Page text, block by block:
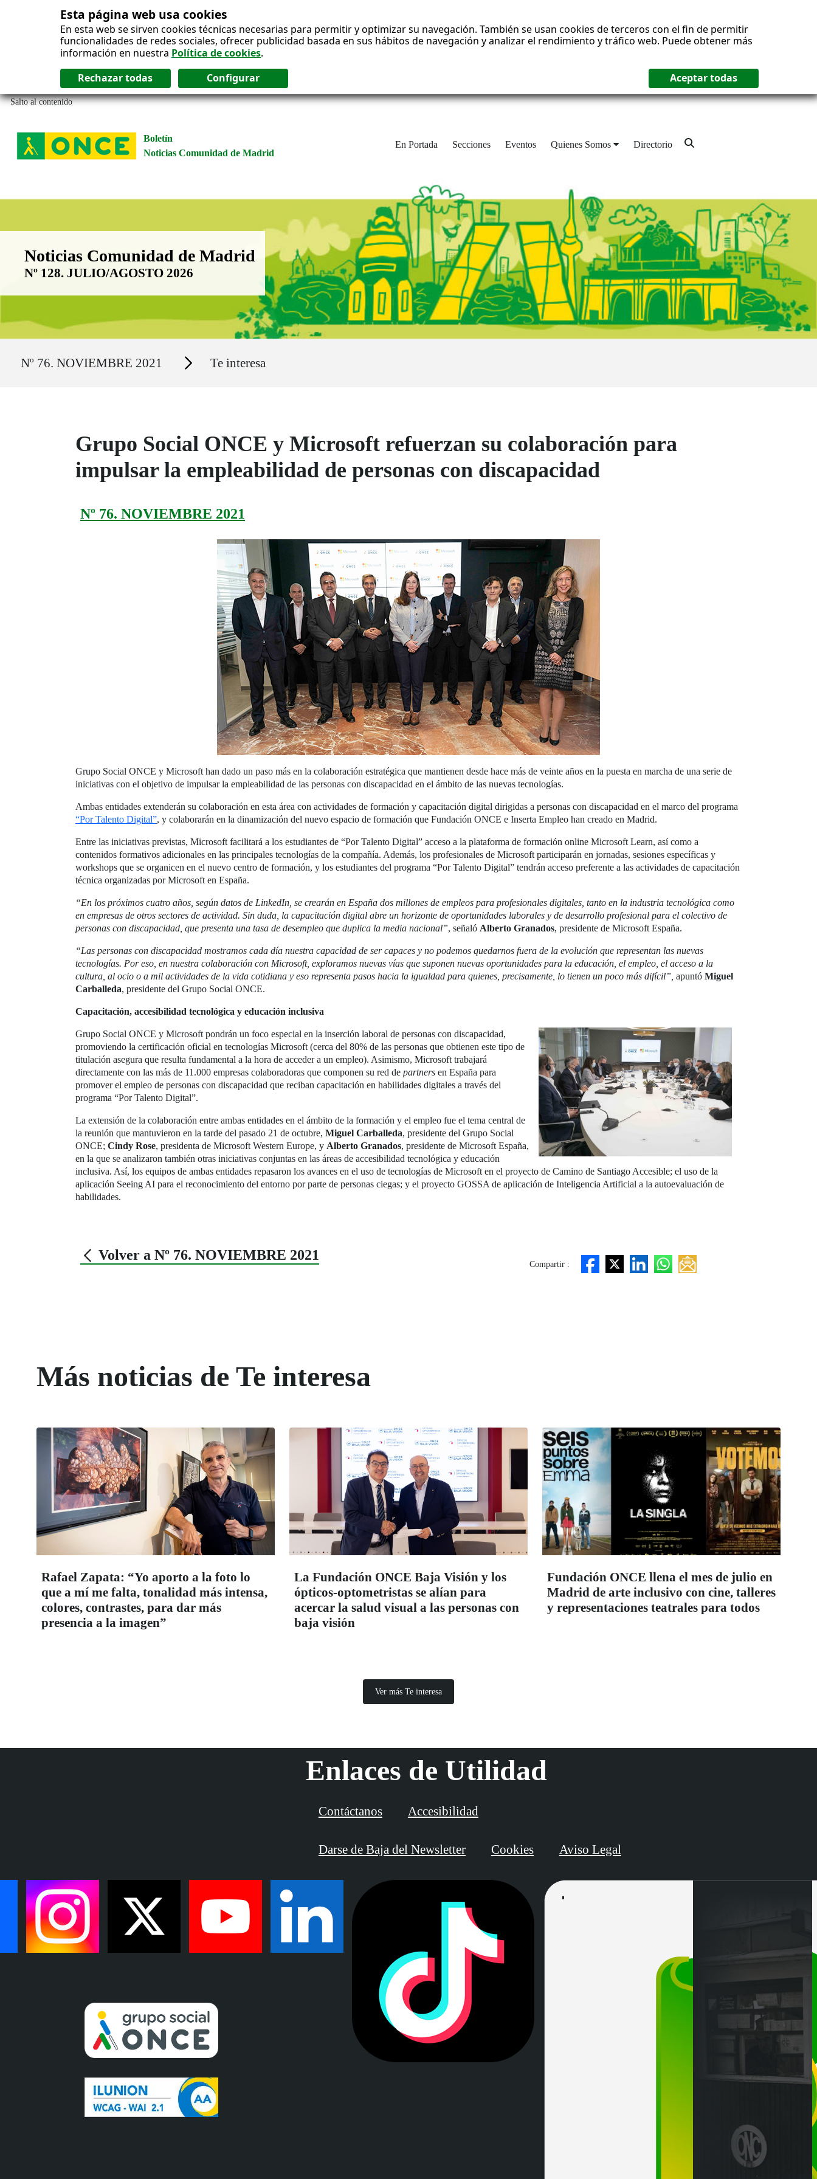
Esta página web usa cookies
En esta web se sirven cookies técnicas necesarias para permitir y optimizar su navegación. También se usan cookies de terceros con el fin de permitir
funcionalidades de redes sociales, ofrecer publicidad basada en sus hábitos de navegación y analizar el rendimiento y tráfico web. Puede obtener más
información en nuestra Política de cookies.
Salto al contenido
Boletín
Noticias Comunidad de Madrid
En Portada Secciones Eventos Quienes Somos Directorio
Boletín Noticias Comunidad de Madrid
Noticias Comunidad de Madrid
Nº 128. JULIO/AGOSTO 2026
Nº 76. NOVIEMBRE 2021 Secciones Te interesa
Grupo Social ONCE y Microsoft refuerzan su colaboración para
impulsar la empleabilidad de personas con discapacidad
Nº 76. NOVIEMBRE 2021
Grupo Social ONCE y Microsoft han dado un paso más en la colaboración estratégica que mantienen desde hace más de veinte años en la puesta en marcha de una serie de
iniciativas con el objetivo de impulsar la empleabilidad de las personas con discapacidad en el ámbito de las nuevas tecnologías.
Ambas entidades extenderán su colaboración en esta área con actividades de formación y capacitación digital dirigidas a personas con discapacidad en el marco del programa
“Por Talento Digital”, y colaborarán en la dinamización del nuevo espacio de formación que Fundación ONCE e Inserta Empleo han creado en Madrid.
Entre las iniciativas previstas, Microsoft facilitará a los estudiantes de “Por Talento Digital” acceso a la plataforma de formación online Microsoft Learn, así como a
contenidos formativos adicionales en las principales tecnologías de la compañía. Además, los profesionales de Microsoft participarán en jornadas, sesiones específicas y
workshops que se organicen en el nuevo centro de formación, y los estudiantes del programa “Por Talento Digital” tendrán acceso preferente a las actividades de capacitación
técnica organizadas por Microsoft en España.
“En los próximos cuatro años, según datos de LinkedIn, se crearán en España dos millones de empleos para profesionales digitales, tanto en la industria tecnológica como
en empresas de otros sectores de actividad. Sin duda, la capacitación digital abre un horizonte de oportunidades laborales y de desarrollo profesional para el colectivo de
personas con discapacidad, que presenta una tasa de desempleo que duplica la media nacional”, señaló Alberto Granados, presidente de Microsoft España.
“Las personas con discapacidad mostramos cada día nuestra capacidad de ser capaces y no podemos quedarnos fuera de la evolución que representan las nuevas
tecnologías. Por eso, en nuestra colaboración con Microsoft, exploramos nuevas vías que suponen nuevas oportunidades para la educación, el empleo, el acceso a la
cultura, al ocio o a mil actividades de la vida cotidiana y eso representa pasos hacia la igualdad para quienes, precisamente, lo tienen un poco más difícil”, apuntó Miguel
Carballeda, presidente del Grupo Social ONCE.
Capacitación, accesibilidad tecnológica y educación inclusiva
Grupo Social ONCE y Microsoft pondrán un foco especial en la inserción laboral de personas con discapacidad,
promoviendo la certificación oficial en tecnologías Microsoft (cerca del 80% de las personas que obtienen este tipo de
titulación asegura que resulta fundamental a la hora de acceder a un empleo). Asimismo, Microsoft trabajará
directamente con las más de 11.000 empresas colaboradoras que componen su red de partners en España para
promover el empleo de personas con discapacidad que reciban capacitación en habilidades digitales a través del
programa “Por Talento Digital”.
La extensión de la colaboración entre ambas entidades en el ámbito de la formación y el empleo fue el tema central de
la reunión que mantuvieron en la tarde del pasado 21 de octubre, Miguel Carballeda, presidente del Grupo Social
ONCE; Cindy Rose, presidenta de Microsoft Western Europe, y Alberto Granados, presidente de Microsoft España,
en la que se analizaron también otras iniciativas conjuntas en las áreas de accesibilidad tecnológica y educación
inclusiva. Así, los equipos de ambas entidades repasaron los avances en el uso de tecnologías de Microsoft en el proyecto de Camino de Santiago Accesible; el uso de la
aplicación Seeing AI para el reconocimiento del entorno por parte de personas ciegas; y el proyecto GOSSA de aplicación de Inteligencia Artificial a la autoevaluación de
habilidades.
Volver a Nº 76. NOVIEMBRE 2021
Compartir :
Más noticias de Te interesa
Rafael Zapata: “Yo aporto a la foto lo
que a mí me falta, tonalidad más intensa,
colores, contrastes, para dar más
presencia a la imagen”
La Fundación ONCE Baja Visión y los
ópticos-optometristas se alían para
acercar la salud visual a las personas con
baja visión
Fundación ONCE llena el mes de julio en
Madrid de arte inclusivo con cine, talleres
y representaciones teatrales para todos
Ver más Te interesa
Enlaces de Utilidad
Contáctanos Accesibilidad
Darse de Baja del Newsletter Cookies Aviso Legal